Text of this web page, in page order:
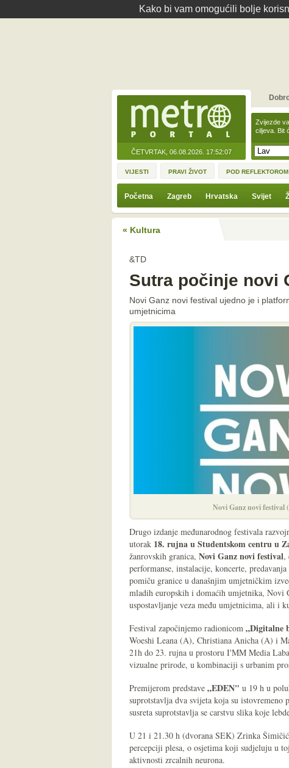
Kako bi vam omogućili bolje
ČETVRTAK, 06.08.2026. 17:52:07
Zvijezde
ciljeva. Bit
VIJESTI PRAVI ŽIVOT POD REFLEKTOROM
Početna Zagreb Hrvatska Svijet
« Kultura
&TD
Sutra počinje novi
Novi Ganz novi festival ujedno je i
umjetnicima
Novi Ganz novi festival
Drugo izdanje međunarodnog festivala
utorak 18. rujna u Studentskom centru u
žanrovskih granica, NoviGanz novi festival,
performanse, instalacije, koncerte,
pomiču granice u današnjim umjetničkim
mladih europskih i domaćih umjetnika, Novi
uspostavljanje veza među umjetnicima, ali i
Festival započinjemo radionicom „Digitalne
Woeshi Leana (A), Christiana Anicha (A) i
21h do 23. rujna u prostoru I'MM Media
vizualne prirode, u kombinaciji s urbanim
Premijerom predstave „EDEN" u 19 h u
suprotstavlja dva svijeta koja su istovremeno
susreta suprotstavlja se carstvu slika koje
U 21 i 21.30 h (dvorana SEK) Zrinka
percepciji plesa, o osjetima koji sudjeluju u
aktivnosti zrcalnih neurona.